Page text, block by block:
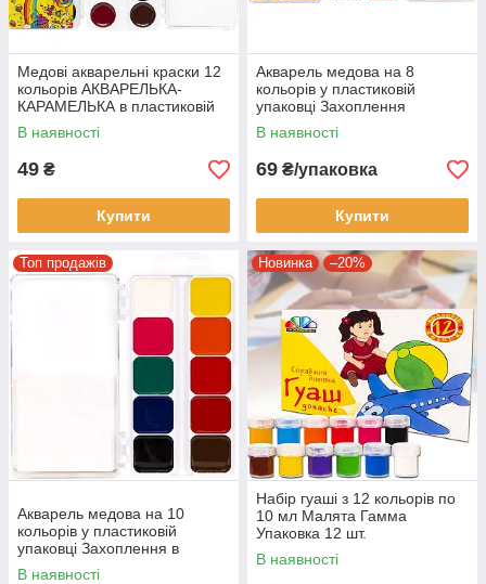
Медові акварельні краски 12
кольорів АКВАРЕЛЬКА-
КАРАМЕЛЬКА в пластиковій
коробці ТМ Тетрада
ТЕ461147
В наявності
49 ₴
Купити
Акварель медова на 8
кольорів у пластиковій
упаковці Захоплення
В наявності
69 ₴/упаковка
Купити
Топ продажів
Акварель медова на 10
кольорів у пластиковій
упаковці Захоплення в
упаковці 2 шт
В наявності
Новинка –20%
Набір гуаші з 12 кольорів по
10 мл Малята Гамма
Упаковка 12 шт.
В наявності